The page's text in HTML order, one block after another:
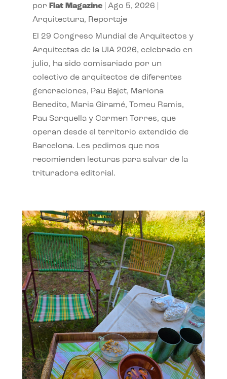
por Flat Magazine| Ago 5, 2026
Arquitectura, Reportaje
El 29 Congreso Mundial de Arquitectos y
Arquitectas de la UIA 2026, celebrado en
julio, ha sido comisariado por un
colectivo de arquitectos de diferentes
generaciones, Pau Bajet, Mariona
Benedito, Maria Giramé, Tomeu Ramis,
Pau Sarquella y Carmen Torres, que
operan desde el territorio extendido de
Barcelona. Les pedimos que nos
recomienden lecturas para salvar de la
trituradora editorial.